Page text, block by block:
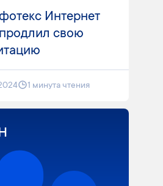
Интернет
свою
1 минута чтения